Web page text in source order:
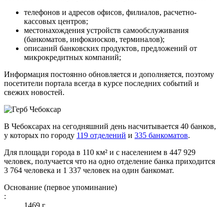
телефонов и адресов офисов, филиалов, расчетно-
кассовых центров;
местонахождения устройств самообслуживания
(банкоматов, инфокиосков, терминалов);
описаний банковских продуктов, предложений от
микрокредитных компаний;
Информация постоянно обновляется и дополняется, поэтому
посетители портала всегда в курсе последних событий и
свежих новостей.
В Чебоксарах на сегодняшний день насчитывается 40 банков,
у которых по городу 119 отделений и 335 банкоматов.
Для площади города в 110 км² и с населением в 447 929
человек, получается что на одно отделение банка приходится
3 764 человека и 1 337 человек на один банкомат.
Основание (первое упоминание)
:
1469 г.